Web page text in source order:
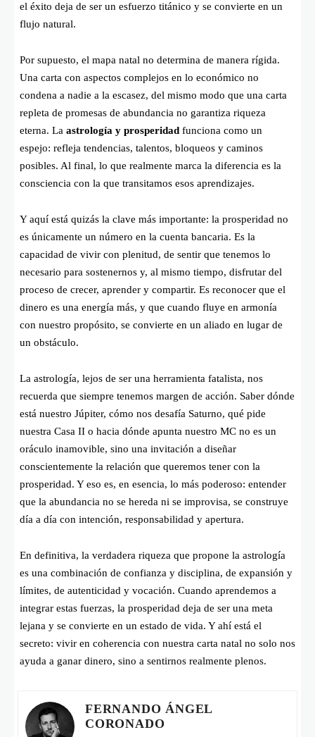
el éxito deja de ser un esfuerzo titánico y se convierte en un
flujo natural.
Por supuesto, el mapa natal no determina de manera rígida.
Una carta con aspectos complejos en lo económico no
condena a nadie a la escasez, del mismo modo que una carta
repleta de promesas de abundancia no garantiza riqueza
eterna. La astrología y prosperidad funciona como un
espejo: refleja tendencias, talentos, bloqueos y caminos
posibles. Al final, lo que realmente marca la diferencia es la
consciencia con la que transitamos esos aprendizajes.
Y aquí está quizás la clave más importante: la prosperidad no
es únicamente un número en la cuenta bancaria. Es la
capacidad de vivir con plenitud, de sentir que tenemos lo
necesario para sostenernos y, al mismo tiempo, disfrutar del
proceso de crecer, aprender y compartir. Es reconocer que el
dinero es una energía más, y que cuando fluye en armonía
con nuestro propósito, se convierte en un aliado en lugar de
un obstáculo.
La astrología, lejos de ser una herramienta fatalista, nos
recuerda que siempre tenemos margen de acción. Saber dónde
está nuestro Júpiter, cómo nos desafía Saturno, qué pide
nuestra Casa II o hacia dónde apunta nuestro MC no es un
oráculo inamovible, sino una invitación a diseñar
conscientemente la relación que queremos tener con la
prosperidad. Y eso es, en esencia, lo más poderoso: entender
que la abundancia no se hereda ni se improvisa, se construye
día a día con intención, responsabilidad y apertura.
En definitiva, la verdadera riqueza que propone la astrología
es una combinación de confianza y disciplina, de expansión y
límites, de autenticidad y vocación. Cuando aprendemos a
integrar estas fuerzas, la prosperidad deja de ser una meta
lejana y se convierte en un estado de vida. Y ahí está el
secreto: vivir en coherencia con nuestra carta natal no solo nos
ayuda a ganar dinero, sino a sentirnos realmente plenos.
FERNANDO ÁNGEL
CORONADO